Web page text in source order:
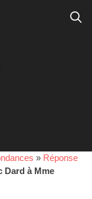
» Réponse
Dard à Mme